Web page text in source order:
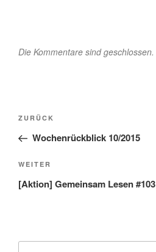
Die Kommentare sind geschlossen.
Beitragsnavigation
Vorheriger
Beitrag
ZURÜCK
Wochenrückblick 10/2015
Nächster
Beitrag
WEITER
[Aktion] Gemeinsam Lesen #103